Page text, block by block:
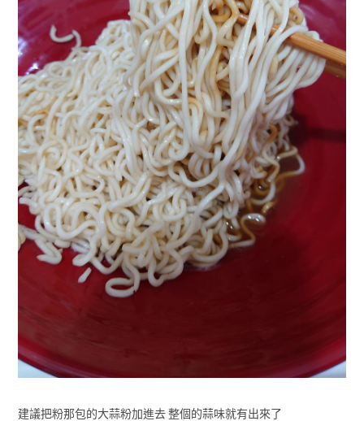
建議把粉那包的大蒜粉加進去 整個的蒜味就有出來了